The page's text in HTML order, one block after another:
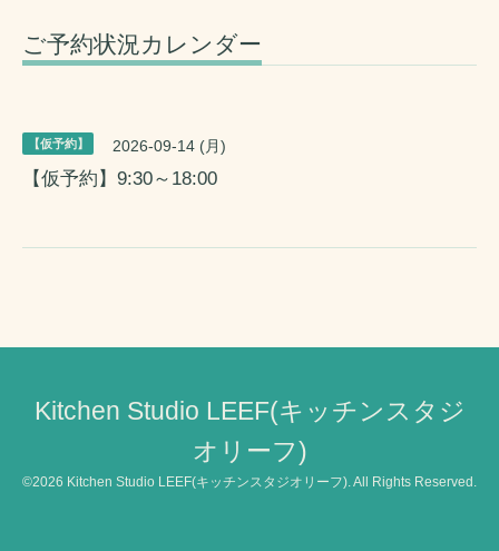
ご予約状況カレンダー
【仮予約】 2026-09-14 (月)
【仮予約】9:30～18:00
Kitchen Studio LEEF(キッチンスタジ
オリーフ)
©2026 Kitchen Studio LEEF(キッチンスタジオリーフ) . All Rights Reserved.